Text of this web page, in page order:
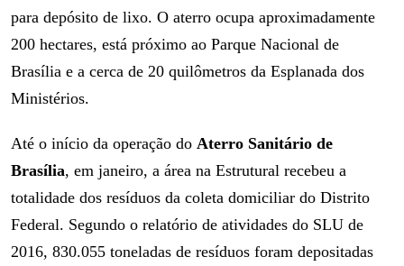
para depósito de lixo. O aterro ocupa aproximadamente
200 hectares, está próximo ao Parque Nacional de
Brasília e a cerca de 20 quilômetros da Esplanada dos
Ministérios.
Até o início da operação do Aterro Sanitário de
Brasília, em janeiro, a área na Estrutural recebeu a
totalidade dos resíduos da coleta domiciliar do Distrito
Federal. Segundo o relatório de atividades do SLU de
2016, 830.055 toneladas de resíduos foram depositadas